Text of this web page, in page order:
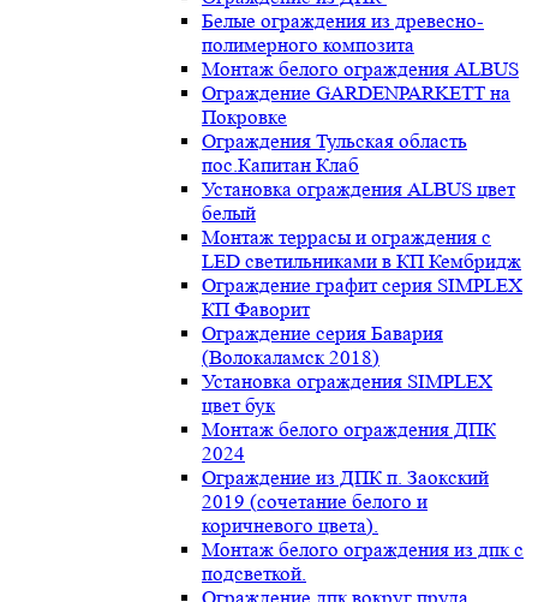
Белые ограждения из древесно-
полимерного композита
Монтаж белого ограждения ALBUS
Ограждение GARDENPARKETT на
Покровке
Ограждения Тульская область
пос.Капитан Клаб
Установка ограждения ALBUS цвет
белый
Монтаж террасы и ограждения с
LED светильниками в КП Кембридж
Ограждение графит серия SIMPLEX
КП Фаворит
Ограждение серия Бавария
(Волокаламск 2018)
Установка ограждения SIMPLEX
цвет бук
Монтаж белого ограждения ДПК
2024
Ограждение из ДПК п. Заокский
2019 (сочетание белого и
коричневого цвета).
Монтаж белого ограждения из дпк с
подсветкой.